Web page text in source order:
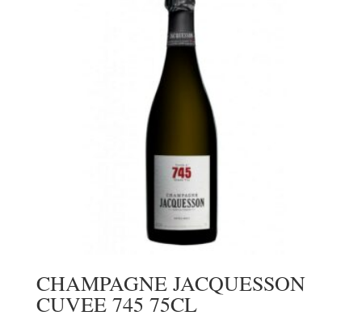
CHAMPAGNE JACQUESSON
CUVEE 745 75CL